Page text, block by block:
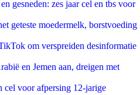
gesneden: zes jaar cel en tbs voor
geteste moedermelk, borstvoeding
om verspreiden desinformatie
en Jemen aan, dreigen met
voor afpersing 12-jarige